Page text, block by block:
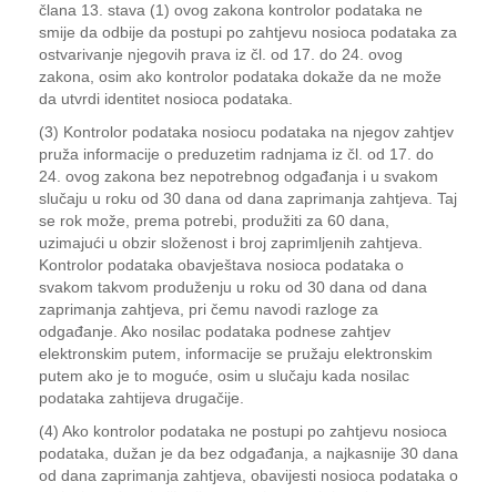
člana 13. stava (1) ovog zakona kontrolor podataka ne
smije da odbije da postupi po zahtjevu nosioca podataka za
ostvarivanje njegovih prava iz čl. od 17. do 24. ovog
zakona, osim ako kontrolor podataka dokaže da ne može
da utvrdi identitet nosioca podataka.
(3) Kontrolor podataka nosiocu podataka na njegov zahtjev
pruža informacije o preduzetim radnjama iz čl. od 17. do
24. ovog zakona bez nepotrebnog odgađanja i u svakom
slučaju u roku od 30 dana od dana zaprimanja zahtjeva. Taj
se rok može, prema potrebi, produžiti za 60 dana,
uzimajući u obzir složenost i broj zaprimljenih zahtjeva.
Kontrolor podataka obavještava nosioca podataka o
svakom takvom produženju u roku od 30 dana od dana
zaprimanja zahtjeva, pri čemu navodi razloge za
odgađanje. Ako nosilac podataka podnese zahtjev
elektronskim putem, informacije se pružaju elektronskim
putem ako je to moguće, osim u slučaju kada nosilac
podataka zahtijeva drugačije.
(4) Ako kontrolor podataka ne postupi po zahtjevu nosioca
podataka, dužan je da bez odgađanja, a najkasnije 30 dana
od dana zaprimanja zahtjeva, obavijesti nosioca podataka o